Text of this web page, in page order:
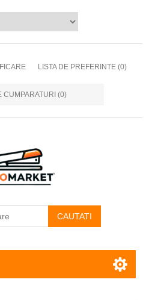
LISTA DE PREFERINTE (0)
CUMPARATURI (0)
CAUTATI